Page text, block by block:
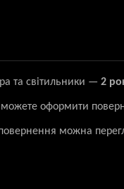
та світильники — 2
оформити
можна